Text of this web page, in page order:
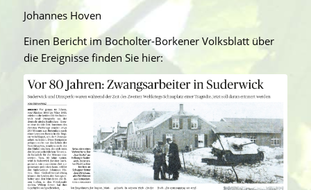
Johannes Hoven
Einen Bericht im Bocholter-Borkener Volksblatt über
die Ereignisse finden Sie hier: